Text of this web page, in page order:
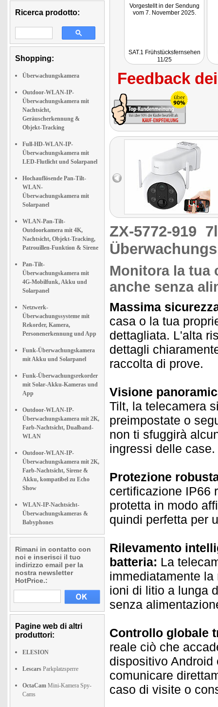
Ricerca prodotto:
Shopping:
Überwachungskamera
Outdoor-WLAN-IP-
Überwachungskamera mit
Nachtsicht,
Geräuscherkennung &
Objekt-Tracking
Full-HD-WLAN-IP-
Überwachungskamera mit
LED-Flutlicht und Solarpanel
Hochauflösende Pan-Tilt-
WLAN-
Überwachungskamera mit
Solarpanel
WLAN-Pan-Tilt-
Outdoorkamera mit 4K,
Nachtsicht, Objekt-Tracking,
Patrouillen-Funktion & Sirene
Pan-Tilt-
Überwachungskamera mit
4G-Mobilfunk, Akku und
Solarpanel
Netzwerk-
Überwachungssysteme mit
Rekorder, Kamera,
Personenerkennung und App
Funk-Überwachungskamera
mit Akku und Solarpanel
Funk-Überwachungsrekorder
mit Solar-Akku-Kameras und
App
Outdoor-WLAN-IP-
Überwachungskamera mit 2K,
Farb-Nachtsicht, Dualband-
WLAN
Outdoor-WLAN-IP-
Überwachungskamera mit 2K,
Farb-Nachtsicht, Sirene &
Akku, kompatibel zu Echo
Show
WLAN-IP-Nachtsicht-
Überwachungskameras &
Babyphones
Rimani in contatto con
noi e inserisci il tuo
indirizzo email per la
nostra newsletter
HotPrice.:
Pagine web di altri
produttori:
ELESION
Lescars Parkplatzsperre
OctaCam Mini-Kamera Spy-
Cams
Vorgestellt in der Sendung
vom 7. November 2025.
SAT.1 Frühstücksfernsehen
11/25
Feedback
ZX-5772-919
Monitora la tua
anche senza
Massima
casa o la tua
dettagliata. L'alta
dettagli
raccolta di prove.
Visione
Tilt, la telecamera
preimpostate o
non ti sfuggirà
ingressi delle case.
Protezione
certificazione IP66
protetta in modo
quindi perfetta per
Rilevamento
batteria: La
immediatamente
ioni di litio a lunga
senza
Controllo globale
reale ciò che
dispositivo
comunicare
caso di visite o